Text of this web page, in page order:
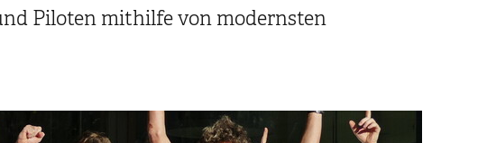
Piloten mithilfe von modernsten